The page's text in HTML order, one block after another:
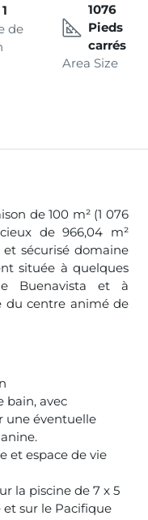
1
de
1076
Pieds
carrés
Area Size
de 100 m² (1 076
de 966,04 m²
sécurisé domaine
située à quelques
Buenavista et à
du centre animé de
bain, avec
une éventuelle
et espace de vie
la piscine de 7 x 5
sur le Pacifique